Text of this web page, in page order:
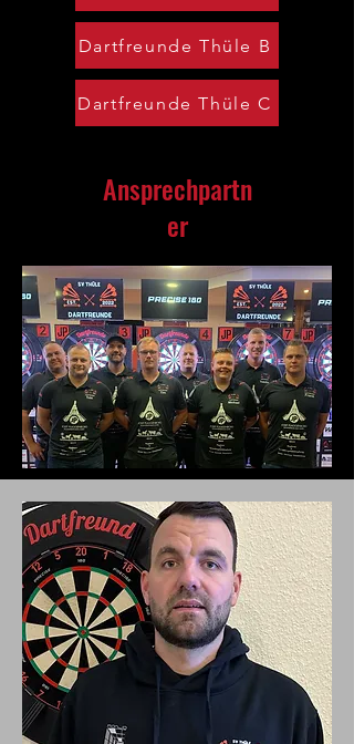
Dartfreunde Thüle B
Dartfreunde Thüle C
Ansprechpartn
er